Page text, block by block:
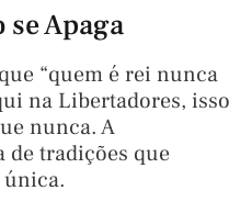
Apaga
“quem é rei nunca
na Libertadores, isso
nunca. A
de tradições que
única.